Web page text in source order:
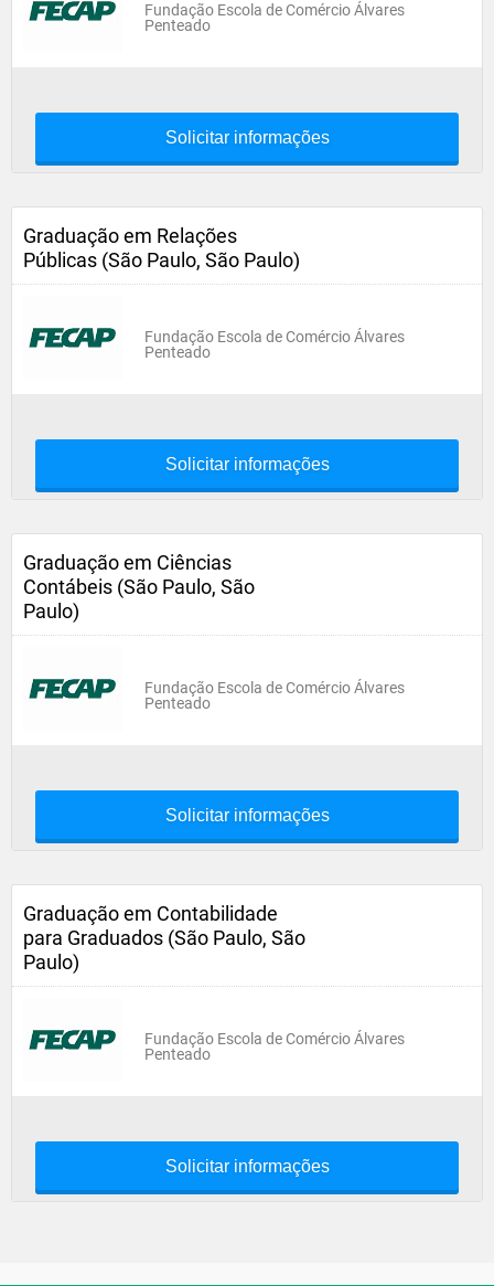
Fundação Escola de Comércio Álvares
Penteado
Solicitar informações
Graduação em Relações
Públicas (São Paulo, São Paulo)
Fundação Escola de Comércio Álvares
Penteado
Solicitar informações
Graduação em Ciências
Contábeis (São Paulo, São
Paulo)
Fundação Escola de Comércio Álvares
Penteado
Solicitar informações
Graduação em Contabilidade
para Graduados (São Paulo, São
Paulo)
Fundação Escola de Comércio Álvares
Penteado
Solicitar informações